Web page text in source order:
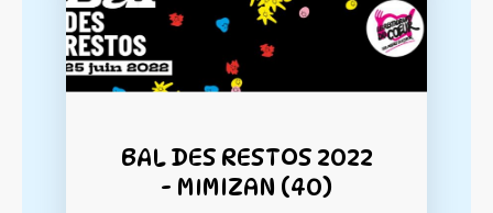
BAL DES RESTOS 2022
- MIMIZAN (40)